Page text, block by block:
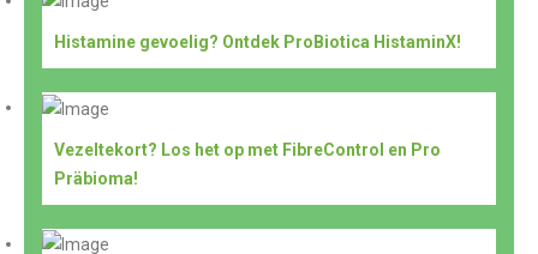
Histamine gevoelig? Ontdek ProBiotica HistaminX!
Vezeltekort? Los het op met FibreControl en Pro
Präbioma!